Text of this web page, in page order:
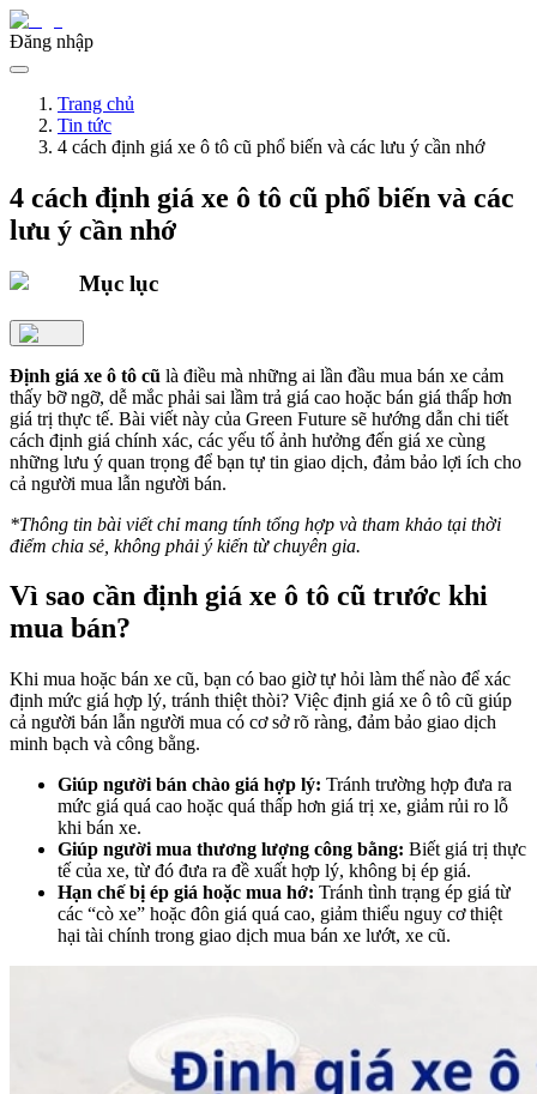
Đăng nhập
Trang chủ
Tin tức
4 cách định giá xe ô tô cũ phổ biến và các lưu ý cần nhớ
4 cách định giá xe ô tô cũ phổ biến và các
lưu ý cần nhớ
Mục lục
Định giá xe ô tô cũ là điều mà những ai lần đầu mua bán xe cảm
thấy bỡ ngỡ, dễ mắc phải sai lầm trả giá cao hoặc bán giá thấp hơn
giá trị thực tế. Bài viết này của Green Future sẽ hướng dẫn chi tiết
cách định giá chính xác, các yếu tố ảnh hưởng đến giá xe cùng
những lưu ý quan trọng để bạn tự tin giao dịch, đảm bảo lợi ích cho
cả người mua lẫn người bán.
*Thông tin bài viết chỉ mang tính tổng hợp và tham khảo tại thời
điểm chia sẻ, không phải ý kiến từ chuyên gia.
Vì sao cần định giá xe ô tô cũ trước khi
mua bán?
Khi mua hoặc bán xe cũ, bạn có bao giờ tự hỏi làm thế nào để xác
định mức giá hợp lý, tránh thiệt thòi? Việc định giá xe ô tô cũ giúp
cả người bán lẫn người mua có cơ sở rõ ràng, đảm bảo giao dịch
minh bạch và công bằng.
Giúp người bán chào giá hợp lý: Tránh trường hợp đưa ra
mức giá quá cao hoặc quá thấp hơn giá trị xe, giảm rủi ro lỗ
khi bán xe.
Giúp người mua thương lượng công bằng: Biết giá trị thực
tế của xe, từ đó đưa ra đề xuất hợp lý, không bị ép giá.
Hạn chế bị ép giá hoặc mua hớ: Tránh tình trạng ép giá từ
các “cò xe” hoặc đôn giá quá cao, giảm thiểu nguy cơ thiệt
hại tài chính trong giao dịch mua bán xe lướt, xe cũ.